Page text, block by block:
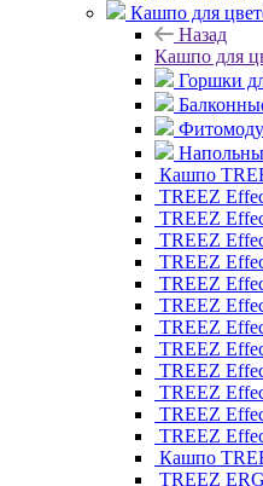
Кашпо для
Назад
Кашпо для
Горшки
Кашпо
TREEZ
TREEZ
TREEZ
TREEZ
TREEZ
TREEZ
TREEZ
TREEZ
TREEZ
TREEZ
TREEZ
TREEZ
Кашпо
TREEZ